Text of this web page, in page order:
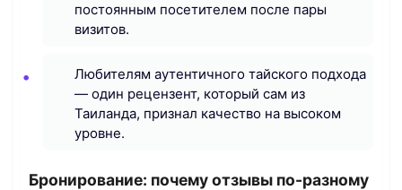
постоянным посетителем после пары
визитов.
Любителям аутентичного тайского подхода
— один рецензент, который сам из
Таиланда, признал качество на высоком
уровне.
Бронирование: почему отзывы по-разному